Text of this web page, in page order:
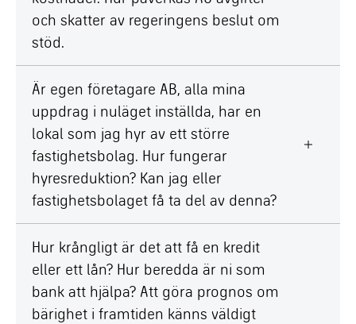
och skatter av regeringens beslut om
stöd.
Är egen företagare AB, alla mina
uppdrag i nuläget inställda, har en
lokal som jag hyr av ett större
fastighetsbolag. Hur fungerar
hyresreduktion? Kan jag eller
fastighetsbolaget få ta del av denna?
Hur krångligt är det att få en kredit
eller ett lån? Hur beredda är ni som
bank att hjälpa? Att göra prognos om
bärighet i framtiden känns väldigt